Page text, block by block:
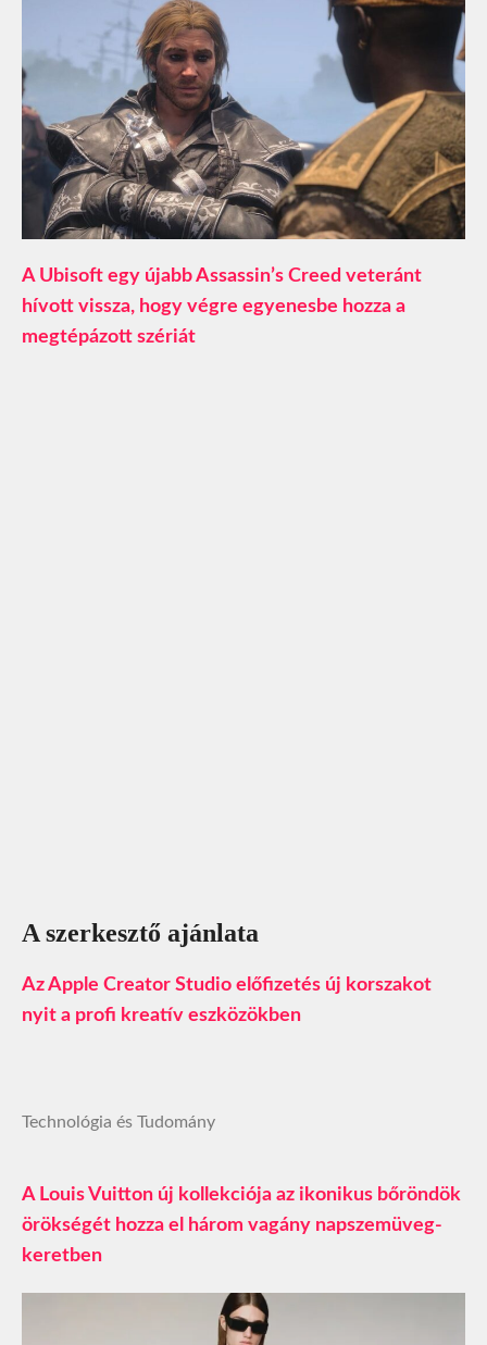
A Ubisoft egy újabb Assassin’s Creed veteránt
hívott vissza, hogy végre egyenesbe hozza a
megtépázott szériát
A szerkesztő ajánlata
Az Apple Creator Studio előfizetés új korszakot
nyit a profi kreatív eszközökben
Technológia és Tudomány
A Louis Vuitton új kollekciója az ikonikus bőröndök
örökségét hozza el három vagány napszemüveg-
keretben